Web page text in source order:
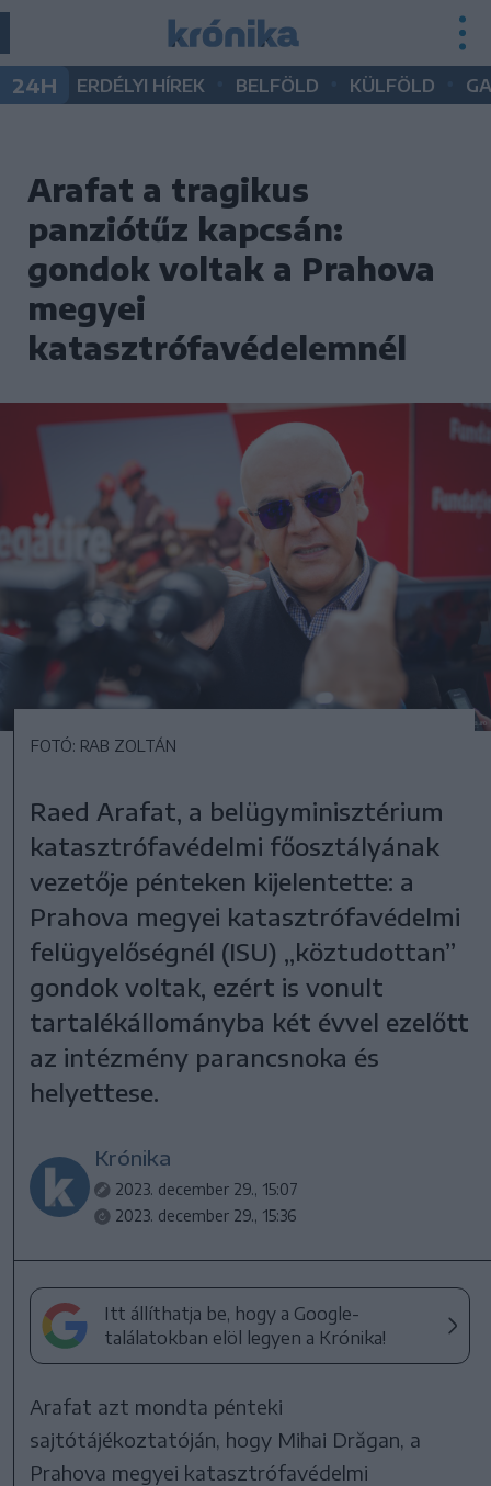
24H ERDÉLYI HÍREK BELFÖLD KÜLFÖLD
Arafat a tragikus
panziótűz kapcsán:
gondok voltak a Prahova
megyei
katasztrófavédelemnél
FOTÓ: RAB ZOLTÁN
Raed Arafat, a belügyminisztérium
katasztrófavédelmi főosztályának
vezetője pénteken kijelentette: a
Prahova megyei katasztrófavédelmi
felügyelőségnél (ISU) „köztudottan”
gondok voltak, ezért is vonult
tartalékállományba két évvel ezelőtt
az intézmény parancsnoka és
helyettese.
Krónika
2023. december 29., 15:07
2023. december 29., 15:36
Itt állíthatja be, hogy a Google-
találatokban elöl legyen a Krónika!
Arafat azt mondta pénteki
sajtótájékoztatóján, hogy Mihai Drăgan, a
Prahova megyei katasztrófavédelmi